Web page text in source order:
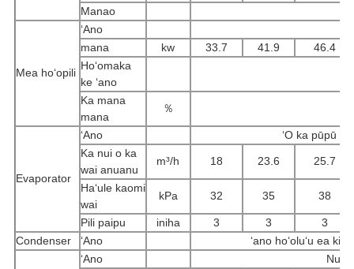
Manao
Mea hoʻopili
ʻAno
mana
kw 33.7 41.9
46.4
Hoʻomaka
ke ʻano
Ka mana
mana
％
Evaporator
ʻAno
ʻO ka pūpū a
Ka nui o ka
wai anuanu
m³/h 18 23.6 25.7
Haʻule kaomi
wai
kPa 32 35 38
Pili paipu iniha 3 3
3
Condenser
ʻAno ʻano hoʻoluʻu ea
ʻAno
Nui